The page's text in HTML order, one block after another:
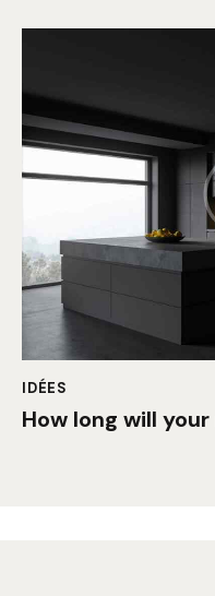
IDÉES
How long will